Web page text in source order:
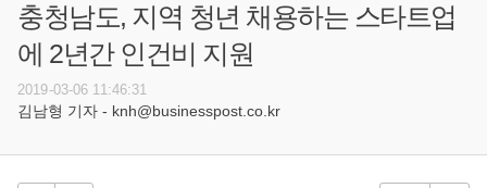
충청남도, 지역 청년 채용하는 스타트업
에 2년간 인건비 지원
2019-03-06 11:46:31
김남형 기자 - knh@businesspost.co.kr